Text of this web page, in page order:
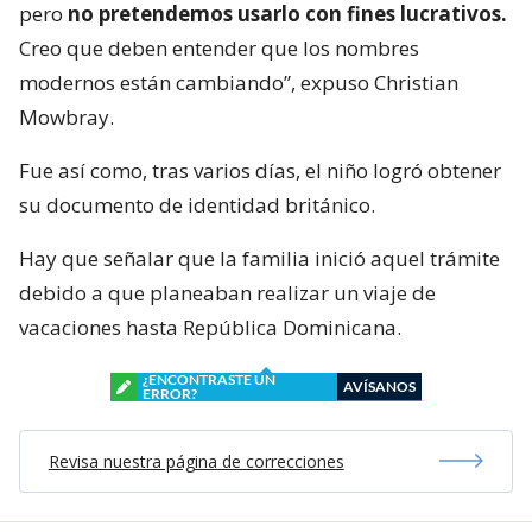
pero no pretendemos usarlo con fines lucrativos.
Creo que deben entender que los nombres
modernos están cambiando”, expuso Christian
Mowbray.
Fue así como, tras varios días, el niño logró obtener
su documento de identidad británico.
Hay que señalar que la familia inició aquel trámite
debido a que planeaban realizar un viaje de
vacaciones hasta República Dominicana.
¿ENCONTRASTE UN
ERROR?
AVÍSANOS
Revisa nuestra página de correcciones